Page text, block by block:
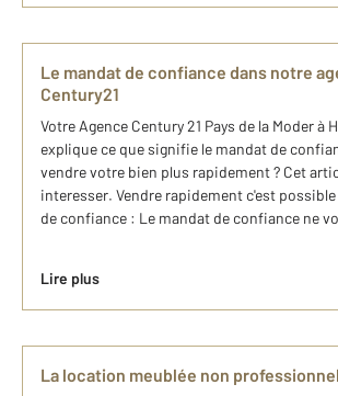
Le mandat de confiance dans notre
Century21
Votre Agence Century 21 Pays de la Moder à
explique ce que signifie le mandat de
vendre votre bien plus rapidement ? Cet
interesser. Vendre rapidement c'est
de confiance : Le mandat de confiance ne
Lire plus
La location meublée non